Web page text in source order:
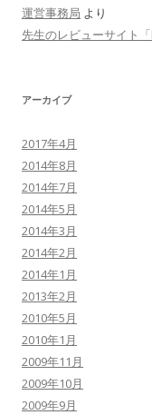
運営事務局 より
先生のレビューサイト
アーカイブ
2017年4月
2014年8月
2014年7月
2014年5月
2014年3月
2014年2月
2014年1月
2013年2月
2010年5月
2010年1月
2009年11月
2009年10月
2009年9月